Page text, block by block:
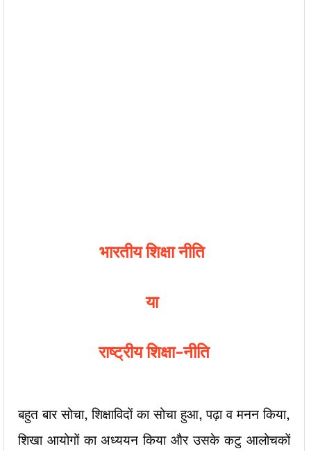
भारतीय शिक्षा नीति
या
राष्ट्रीय शिक्षा-नीति
बहुत बार सोचा, शिक्षाविदों का सोचा हुआ, पढ़ा व मनन किया,
शिखा आयोगों का अध्ययन किया और उसके कटु आलोचकों